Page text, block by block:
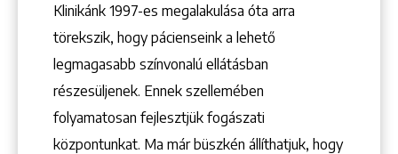
+36 1 222 7250
+36 1 222 9150
1148 Budapest, Örs vezér tere 2.
Klinikánk 1997-­es megalakulása óta arra
törekszik, hogy pácienseink a lehető
legmagasabb színvonalú ellátásban
részesüljenek. Ennek szellemében
folyamatosan fejlesztjük fogászati
központunkat. Ma már büszkén állíthatjuk, hogy